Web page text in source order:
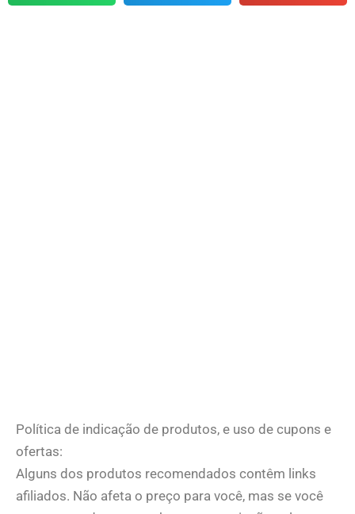
Política de indicação de produtos, e uso de cupons e
ofertas:
Alguns dos produtos recomendados contêm links
afiliados. Não afeta o preço para você, mas se você